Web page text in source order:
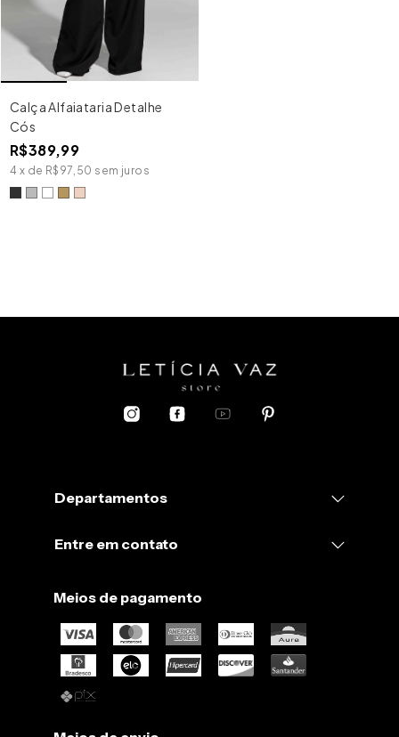
Calça Alfaiataria Detalhe
Cós
R$389,99
4 x de R$97,50 sem juros
Departamentos
Entre em contato
Meios de pagamento